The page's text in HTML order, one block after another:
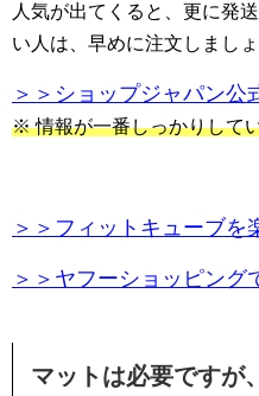
人気が出てくると、更に発
い人は、早めに注文しましょ
＞＞ショップジャパン公
※ 情報が一番しっかりして
＞＞フィットキューブを
＞＞ヤフーショッピング
マットは必要ですが